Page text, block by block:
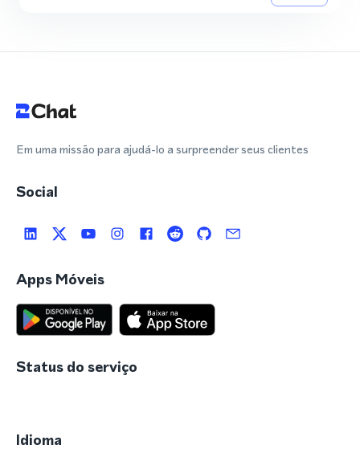
Em uma missão para ajudá-lo a surpreender seus clientes
Social
Apps Móveis
Status do serviço
Idioma